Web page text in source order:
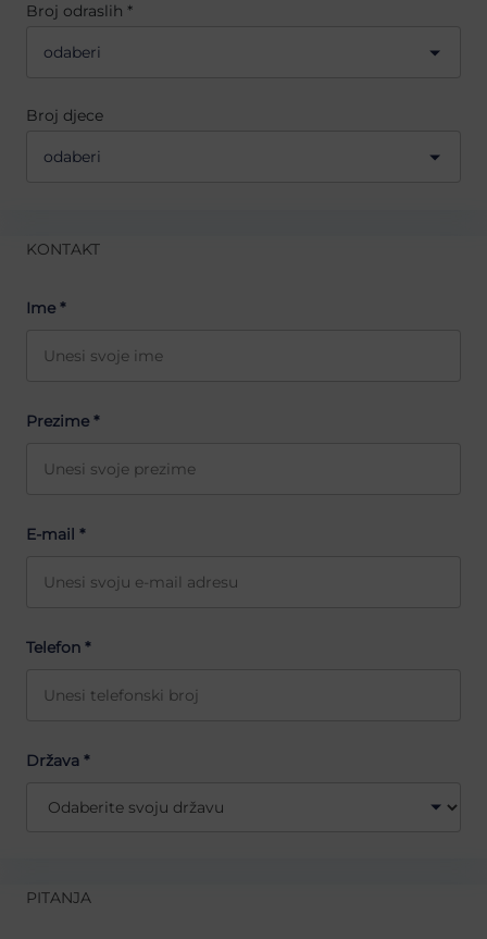
Broj odraslih *
odaberi
Broj djece
odaberi
KONTAKT
Ime *
Prezime *
E-mail *
Telefon *
Država *
PITANJA